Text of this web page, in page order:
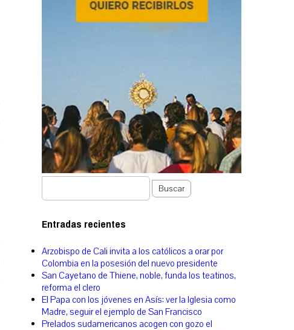
Buscar
Entradas recientes
Arzobispo de Cali invita a los católicos a orar por
Colombia en la posesión del nuevo presidente
San Cayetano de Thiene, noble, funda los teatinos,
reforma el clero
El Papa con los jóvenes en Asís: ver la Iglesia como
Madre, seguir el ejemplo de San Francisco
Prelados sudamericanos acogen con gozo el